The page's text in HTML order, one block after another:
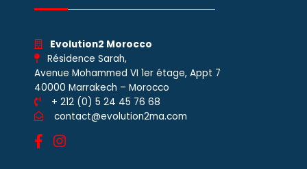
Evolution2 Morocco
Résidence Sarah,
Avenue Mohammed VI 1er étage, Appt 7
40000 Marrakech – Morocco
+ 212 (0) 5 24 45 76 68
contact@evolution2ma.com